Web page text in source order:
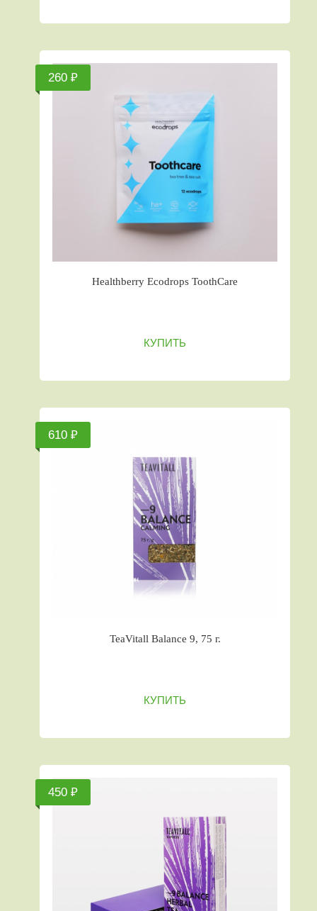
260 ₽
Healthberry Ecodrops ToothCare
КУПИТЬ
610 ₽
TeaVitall Balance 9, 75 г.
КУПИТЬ
450 ₽